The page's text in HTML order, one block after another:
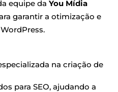
equipe da You Mídia
garantir a otimização e
na criação de
para SEO, ajudando a